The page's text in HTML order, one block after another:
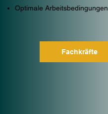
Optimale Arbeitsbedingungen
Fachkräfte